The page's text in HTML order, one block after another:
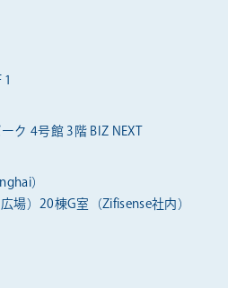
ク 4号館 3階 BIZ NEXT
）
）20棟G室（Zifisense社内）